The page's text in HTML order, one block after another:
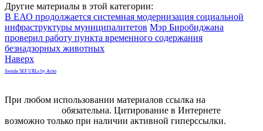
Другие материалы в этой категории:
В ЕАО продолжается системная модернизация социальной
инфраструктуры муниципалитетов Мэр Биробиджана
проверил работу пункта временного содержания
безнадзорных животных
Наверх
Joomla SEF URLs by Artio
При любом использовании материалов ссылка на
обязательна. Цитирование в Интернете
возможно только при наличии активной гиперссылки.